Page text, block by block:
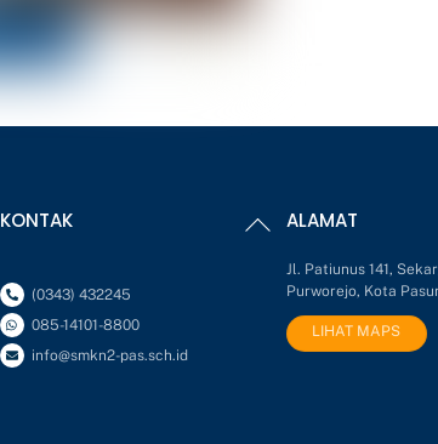
Back
To
KONTAK
(0343) 432245
085-14101-8800
info@smkn2-pas.sch.id
ALAMAT
Jl. Patiunus 141,
Purworejo, Kota
LIHAT MAPS